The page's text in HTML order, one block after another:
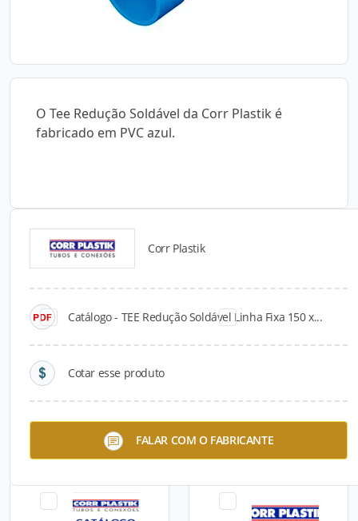
O Tee Redução Soldável da Corr Plastik é
fabricado em PVC azul.
Corr Plastik
Catálogo - TEE Redução Soldável Linha Fixa 150 x...
Cotar esse produto
FALAR COM O FABRICANTE
Catálogos para Download
Tubo PVC-O Esgoto PN 12,5